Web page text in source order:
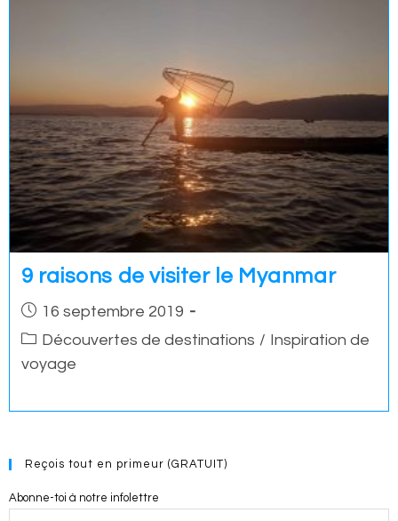
9 raisons de visiter le Myanmar
Post16 septembre 2019
PostDécouvertes de destinations / Inspiration de
voyage
Reçois tout en primeur (GRATUIT)
Abonne-toi à notre infolettre